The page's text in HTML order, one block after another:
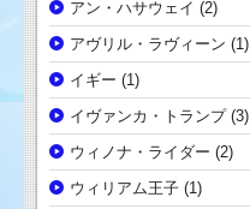
アン・ハサウェイ (2)
アヴリル・ラヴィーン (1)
イギー (1)
イヴァンカ・トランプ(3)
ウィノナ・ライダー (2)
ウィリアム王子 (1)